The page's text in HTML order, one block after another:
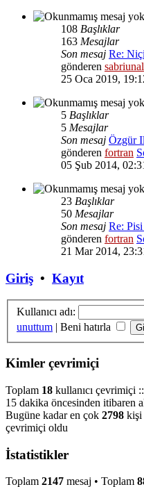
108 Başlıklar
163 Mesajlar
Son mesaj Re:
gönderen sabriunal
25 Oca 2019,
5 Başlıklar
5 Mesajlar
Son mesaj Özgür
gönderen fortran
05 Şub 2014,
23 Başlıklar
50 Mesajlar
Son mesaj Re:
gönderen fortran
21 Mar 2014,
Giriş • Kayıt
Kullanıcı adı:
unuttum | Beni hatırla
Kimler çevrimiçi
Toplam 18 kullanıcı çevrimiçi
15 dakika öncesinden itibaren
Bugüne kadar en çok 2798 kişi
çevrimiçi oldu
İstatistikler
Toplam 2147 mesaj • Toplam